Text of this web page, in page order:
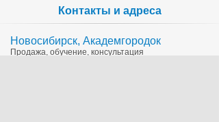
Контакты и адреса
Новосибирск, Академгородок
Продажа, обучение, консультация